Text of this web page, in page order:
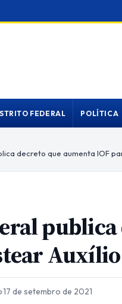
FEDERAL POLÍTICA
·17 de setembro de 2021